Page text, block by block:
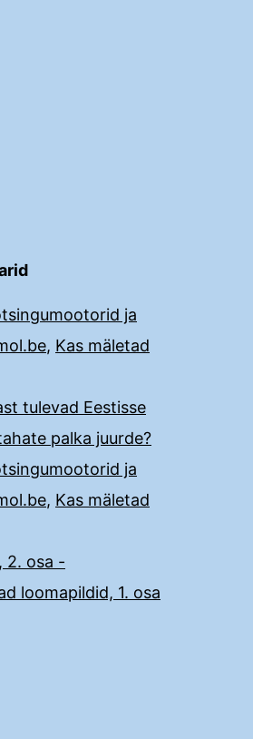
ja
, Kas mäletad
tulevad Eestisse
palka juurde?
ja
, Kas mäletad
2. osa -
loomapildid, 1. osa